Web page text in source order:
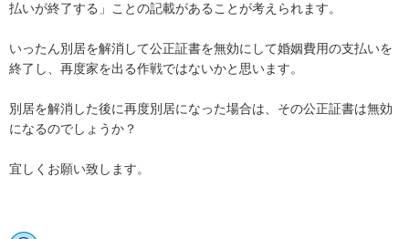
払いが終了する」ことの記載があることが考えられます。
いったん別居を解消して公正証書を無効にして婚姻費用の支払いを
終了し、再度家を出る作戦ではないかと思います。
別居を解消した後に再度別居になった場合は、その公正証書は無効
になるのでしょうか？
宜しくお願い致します。